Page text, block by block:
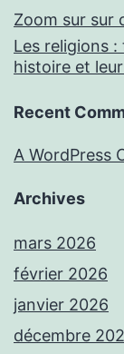
Zoom sur sur
Les religions :
histoire et
Recent
A WordPress
Archives
mars 2026
février 2026
janvier 2026
décembre